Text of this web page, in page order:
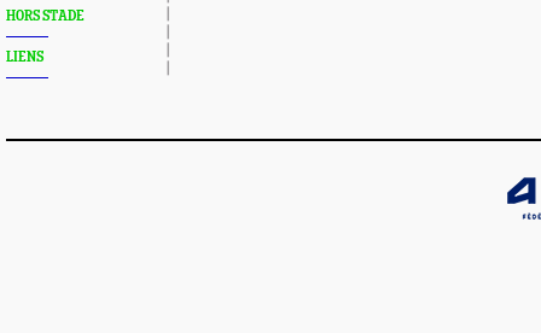
HORS STADE
LIENS